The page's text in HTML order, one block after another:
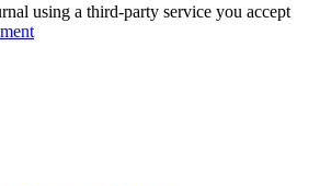
using a third-party service you accept